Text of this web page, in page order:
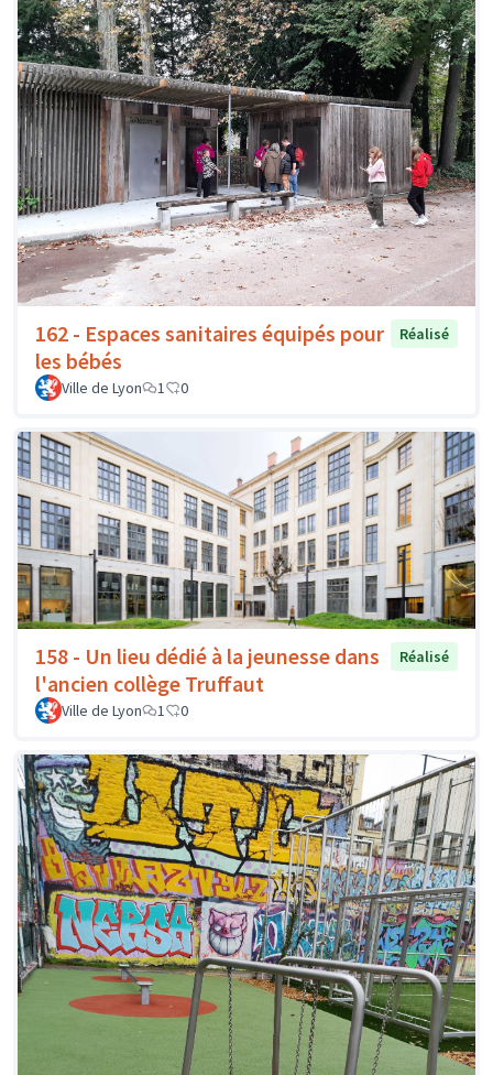
162 - Espaces sanitaires équipés pour
les bébés
Réalisé
Ville de Lyon 1 0
158 - Un lieu dédié à la jeunesse dans
l'ancien collège Truffaut
Réalisé
Ville de Lyon 1 0